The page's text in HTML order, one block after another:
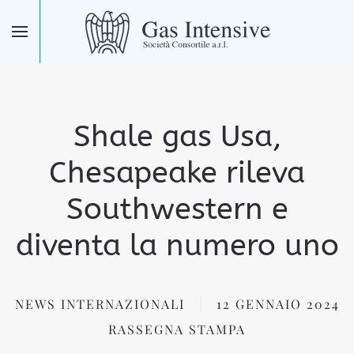
Skip to main content
Shale gas Usa,
Chesapeake rileva
Southwestern e
diventa la numero uno
NEWS INTERNAZIONALI
12 GENNAIO 2024
RASSEGNA STAMPA